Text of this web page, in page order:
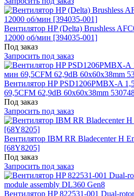
Вентилятор HP (Delta) Brushless
12000 об/мин [394035-001]
Под заказ
Запросить под заказ
Вентилятор HP PSD1206PMBX-A
69,5CFM 62,9dB 60x60x38mm
Под заказ
Запросить под заказ
Вентилятор IBM RR Bladecenter H
[68Y8205]
Под заказ
Запросить под заказ
Вентилятор HP 822531-001 Dual-